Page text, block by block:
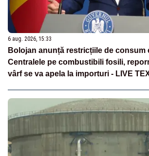
6 aug. 2026, 15:33
Bolojan anunță restricțiile de consum
Centralele pe combustibili fosili,
vârf se va apela la importuri - LIVE